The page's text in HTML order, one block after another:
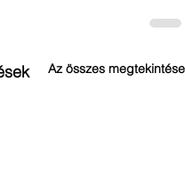
Az összes megtekintése